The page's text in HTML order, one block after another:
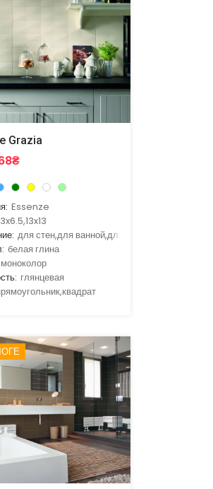
Grazia
Essenze
для стен,для ванной,для гостиной,для кухни
белая глина
моноколор
глянцевая